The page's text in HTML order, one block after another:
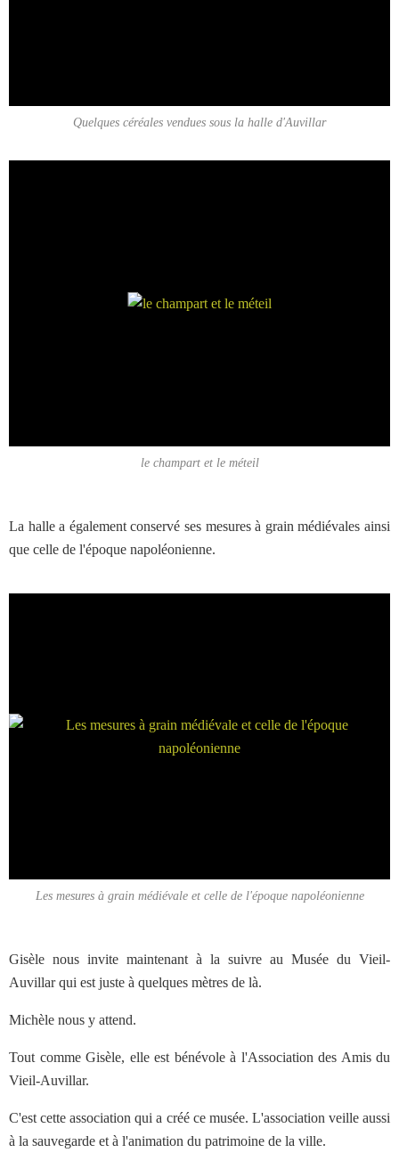
Quelques céréales vendues sous la halle d'Auvillar
le champart et le méteil
La halle a également conservé ses mesures à grain médiévales ainsi
que celle de l'époque napoléonienne.
Les mesures à grain médiévale et celle de l'époque napoléonienne
Gisèle nous invite maintenant à la suivre au Musée du Vieil-
Auvillar qui est juste à quelques mètres de là.
Michèle nous y attend.
Tout comme Gisèle, elle est bénévole à l'Association des Amis du
Vieil-Auvillar.
C'est cette association qui a créé ce musée. L'association veille aussi
à la sauvegarde et à l'animation du patrimoine de la ville.